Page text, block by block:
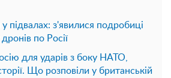
підвалах: з'явилися подробиці
по Росії
для ударів з боку НАТО,
Що розповіли у британській